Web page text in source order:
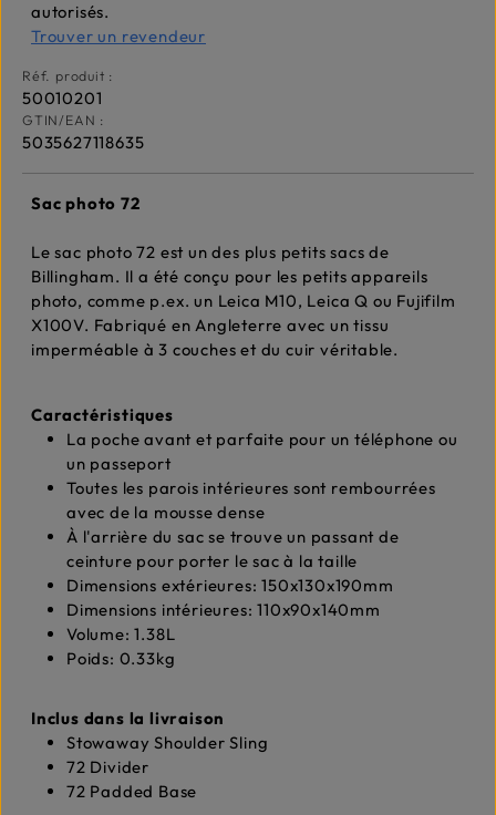
autorisés.
Trouver un revendeur
Réf. produit :
50010201
GTIN/EAN :
5035627118635
Sac photo 72
Le sac photo 72 est un des plus petits sacs de
Billingham. Il a été conçu pour les petits appareils
photo, comme p.ex. un Leica M10, Leica Q ou Fujifilm
X100V. Fabriqué en Angleterre avec un tissu
imperméable à 3 couches et du cuir véritable.
Caractéristiques
La poche avant et parfaite pour un téléphone ou
un passeport
Toutes les parois intérieures sont rembourrées
avec de la mousse dense
À l'arrière du sac se trouve un passant de
ceinture pour porter le sac à la taille
Dimensions extérieures: 150x130x190mm
Dimensions intérieures: 110x90x140mm
Volume: 1.38L
Poids: 0.33kg
Inclus dans la livraison
Stowaway Shoulder Sling
72 Divider
72 Padded Base